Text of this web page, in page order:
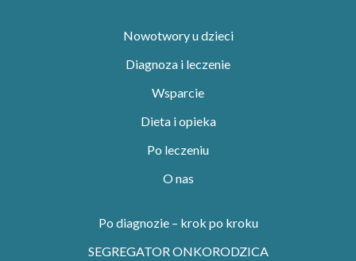
Nowotwory u dzieci
Diagnoza i leczenie
Wsparcie
Dieta i opieka
Po leczeniu
O nas
Po diagnozie – krok po kroku
SEGREGATOR ONKORODZICA